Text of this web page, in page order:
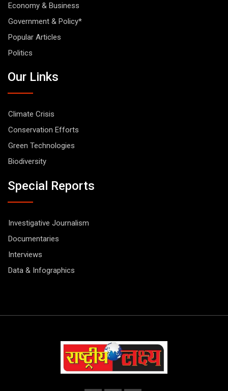
Economy & Business
Government & Policy*
Popular Articles
Politics
Our Links
Climate Crisis
Conservation Efforts
Green Technologies
Biodiversity
Special Reports
Investigative Journalism
Documentaries
Interviews
Data & Infographics